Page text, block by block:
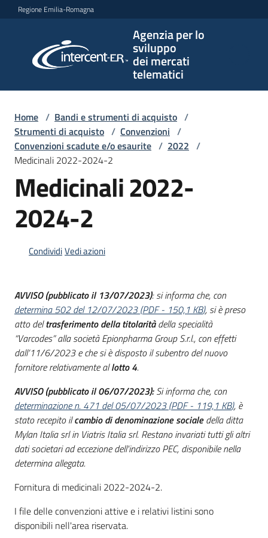
Vai al contenuto
Vai alla navigazione
Vai al footer
Regione Emilia-Romagna
Agenzia per lo
sviluppo
dei mercati
telematici
per lo
sviluppo
telematici
Bandi
strumenti
Supporto
Piattaforme
telematiche
site
Home / Bandi e strumenti di acquisto /
Strumenti di acquisto / Convenzioni /
Convenzioni scadute e/o esaurite / 2022 /
Medicinali 2022-2024-2
Medicinali 2022-
2024-2
CondividiVedi azioni
AVVISO (pubblicato il 13/07/2023): si informa che, con
determina 502 del 12/07/2023(PDF- 150,1 KB), si è preso
atto deltrasferimento della titolaritàdella specialità
“Varcodes” alla società Epionpharma Group S.r.l., con effetti
dall’11/6/2023 e che si è disposto il subentro del nuovo
fornitore relativamente allotto 4.
AVVISO (pubblicato il 06/07/2023):Si informa che, con
determinazione n. 471 del 05/07/2023(PDF- 119,1 KB), è
stato recepito ilcambio di denominazione socialedella ditta
Mylan Italia srl in Viatris Italia srl. Restano invariati tutti gli altri
dati societari ad eccezione dell'indirizzo PEC, disponibile nella
determina allegata.
Fornitura di medicinali 2022-2024-2.
I file delle convenzioni attive e i relativi listini sono
disponibili nell'area riservata.